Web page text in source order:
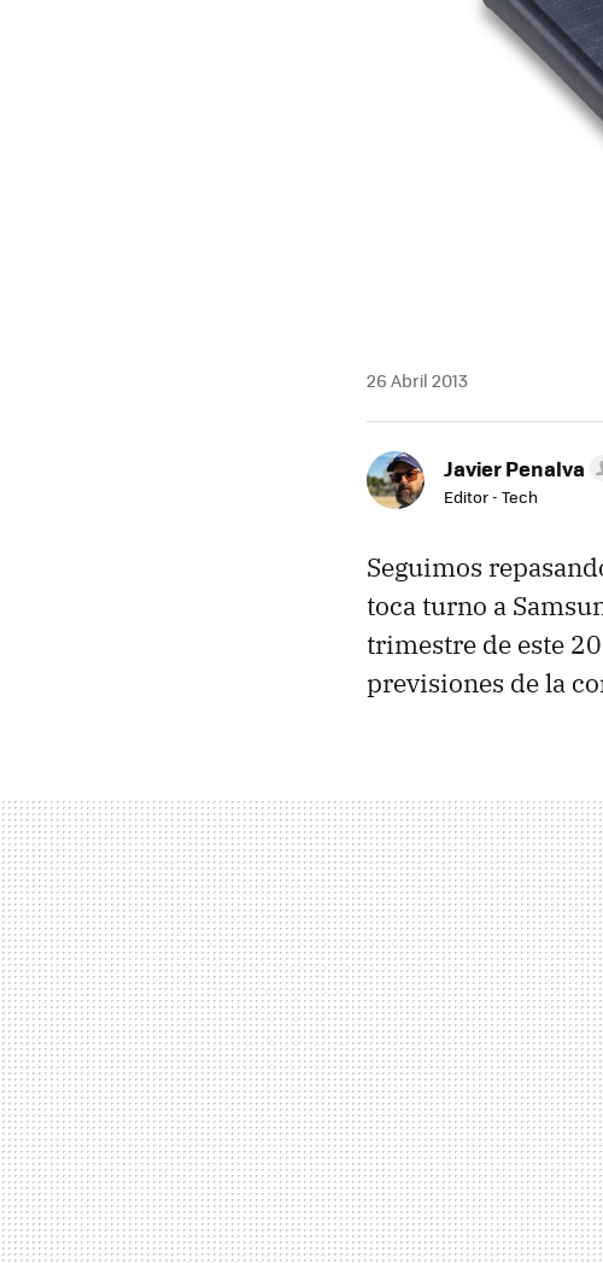
26 Abril 2013
Javier Penalva
Editor - Tech
Seguimos
toca turno a
trimestre de este
previsiones de la